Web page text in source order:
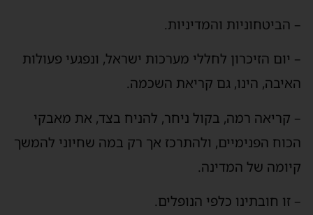
– הביטחוניות והמדיניות.
– יום הזיכרון לחללי מערכות ישראל, ונפגעי פעולות
האיבה, הינו, גם קריאת השכמה.
– קריאה רמה, בקול ניחר, להניח בצד, את מאבקי
הכוח הפנימיים, ולהתרכז אך רק במה שחיוני להמשך
קיומה של המדינה.
– זו חובתינו כלפי הנופלים.